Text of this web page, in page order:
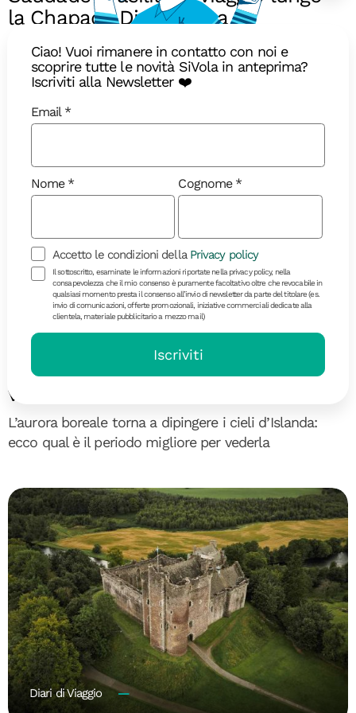
la Chapada Diamantina
Guida alle migliori cose da fare durante un viaggio
di gruppo in Brasile
Diari di Viaggio
Il ritorno della Regina: quando
vedere l’aurora boreale in Islanda
L’aurora boreale torna a dipingere i cieli d’Islanda:
ecco qual è il periodo migliore per vederla
Diari di Viaggio
Ciao! Vuoi rimanere in contatto con noi e
scoprire tutte le novità SiVola in anteprima?
Iscriviti alla Newsletter ❤️
Email
Nome Cognome
Accetto le condizioni della Privacy policy
Il sottoscritto, esaminate le informazioni riportate nella privacy policy, nella
consapevolezza che il mio consenso è puramente facoltativo oltre che revocabile in
qualsiasi momento presta il consenso all’invio di newsletter da parte del titolare (es.
invio di comunicazioni, offerte promozionali, iniziative commerciali dedicate alla
clientela, materiale pubblicitario a mezzo mail)
Iscriviti